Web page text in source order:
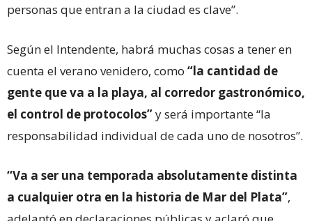
personas que entran a la ciudad es clave”.
Según el Intendente, habrá muchas cosas a tener en
cuenta el verano venidero, como “la cantidad de
gente que va a la playa, al corredor gastronómico,
el control de protocolos”y será importante “la
responsabilidad individual de cada uno de nosotros”.
“Va a ser una temporada absolutamente distinta
a cualquier otra en la historia de Mar del Plata”,